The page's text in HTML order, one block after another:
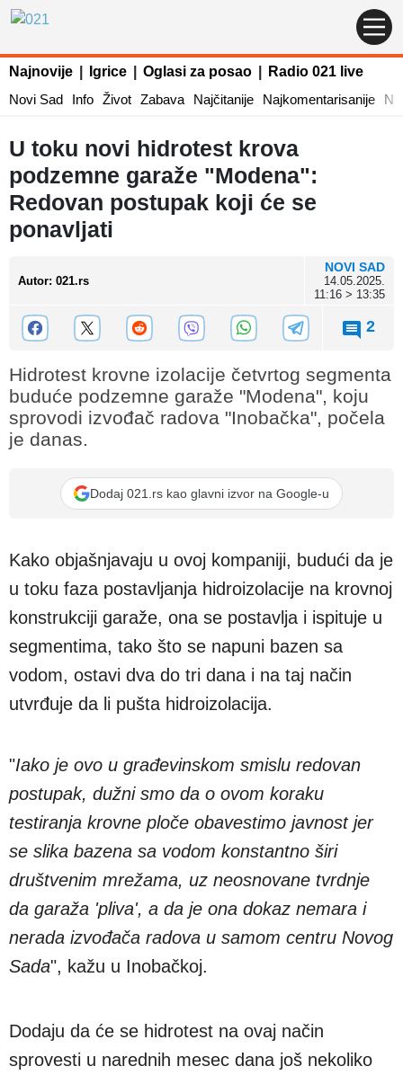
Najnovije Igrice Oglasi za posao
Radio 021 live
Novi Sad
Info Život Zabava Najčitanije Najkomentarisanije
U toku novi hidrotest krova
podzemne garaže "Modena":
Redovan postupak koji će se
ponavljati
Autor: 021.rs
NOVI SAD
14.05.2025.
11:16 > 13:35
2
Hidrotest krovne izolacije četvrtog segmenta
buduće podzemne garaže "Modena", koju
sprovodi izvođač radova "Inobačka", počela
je danas.
Dodaj 021.rs kao glavni izvor na Google-u
Kako objašnjavaju u ovoj kompaniji, budući da je
u toku faza postavljanja hidroizolacije na krovnoj
konstrukciji garaže, ona se postavlja i ispituje u
segmentima, tako što se napuni bazen sa
vodom, ostavi dva do tri dana i na taj način
utvrđuje da li pušta hidroizolacija.
"Iako je ovo u građevinskom smislu redovan
postupak, dužni smo da o ovom koraku
testiranja krovne ploče obavestimo javnost jer
se slika bazena sa vodom konstantno širi
društvenim mrežama, uz neosnovane tvrdnje
da garaža 'pliva', a da je ona dokaz nemara i
nerada izvođača radova u samom centru Novog
Sada", kažu u Inobačkoj.
Dodaju da će se hidrotest na ovaj način
sprovesti u narednih mesec dana još nekoliko